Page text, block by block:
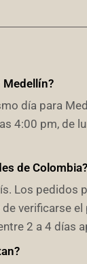
Medellín?
día para
4:00 pm, de
de Colombia?
Los pedidos
verificarse
2 a 4 días